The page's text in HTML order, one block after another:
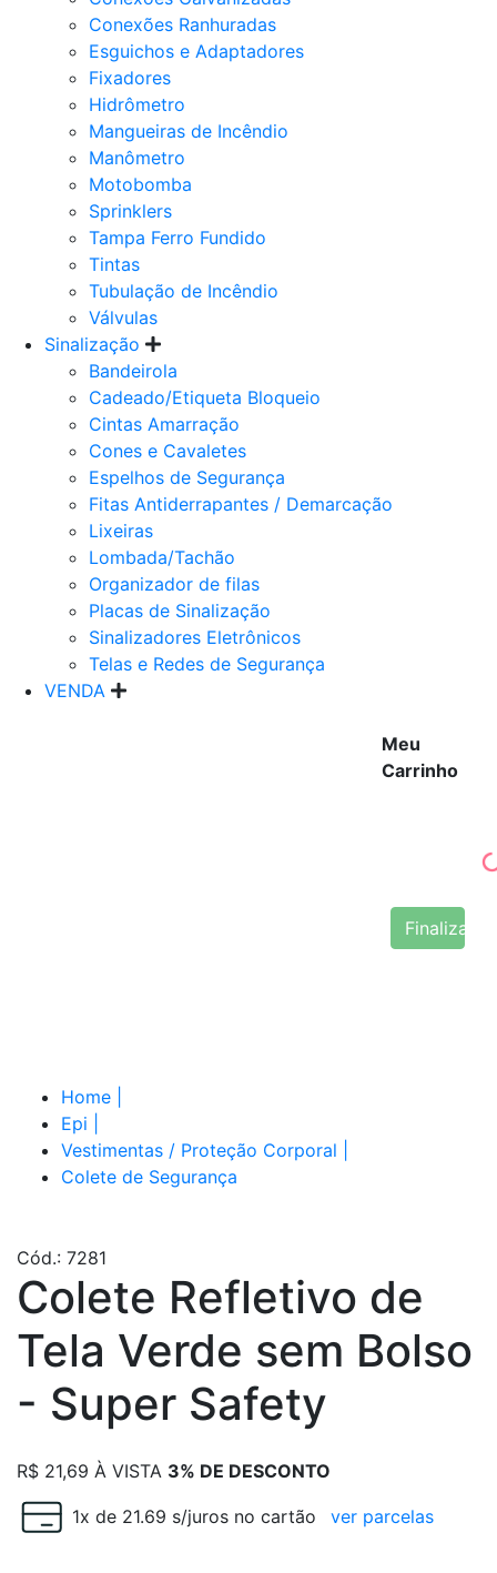
Conexões Ranhuradas
Esguichos e Adaptadores
Fixadores
Hidrômetro
Mangueiras de Incêndio
Manômetro
Motobomba
Sprinklers
Tampa Ferro Fundido
Tintas
Tubulação de Incêndio
Válvulas
Sinalização
Bandeirola
Cadeado/Etiqueta Bloqueio
Cintas Amarração
Cones e Cavaletes
Espelhos de Segurança
Fitas Antiderrapantes / Demarcação
Lixeiras
Lombada/Tachão
Organizador de filas
Placas de Sinalização
Sinalizadores Eletrônicos
Telas e Redes de Segurança
VENDA
Meu
Carrinho
Finalizar
Home
Epi
Vestimentas / Proteção Corporal
Colete de Segurança
Cód.: 7281
Colete Refletivo de
Tela Verde sem Bolso
- Super Safety
R$ 21,69 À VISTA 3% DE DESCONTO
1x de 21.69 s/juros no cartão ver parcelas